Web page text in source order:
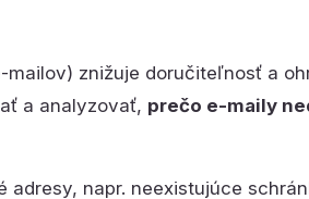
znižuje doručiteľnosť a
a analyzovať, prečo e-maily
napr. neexistujúce